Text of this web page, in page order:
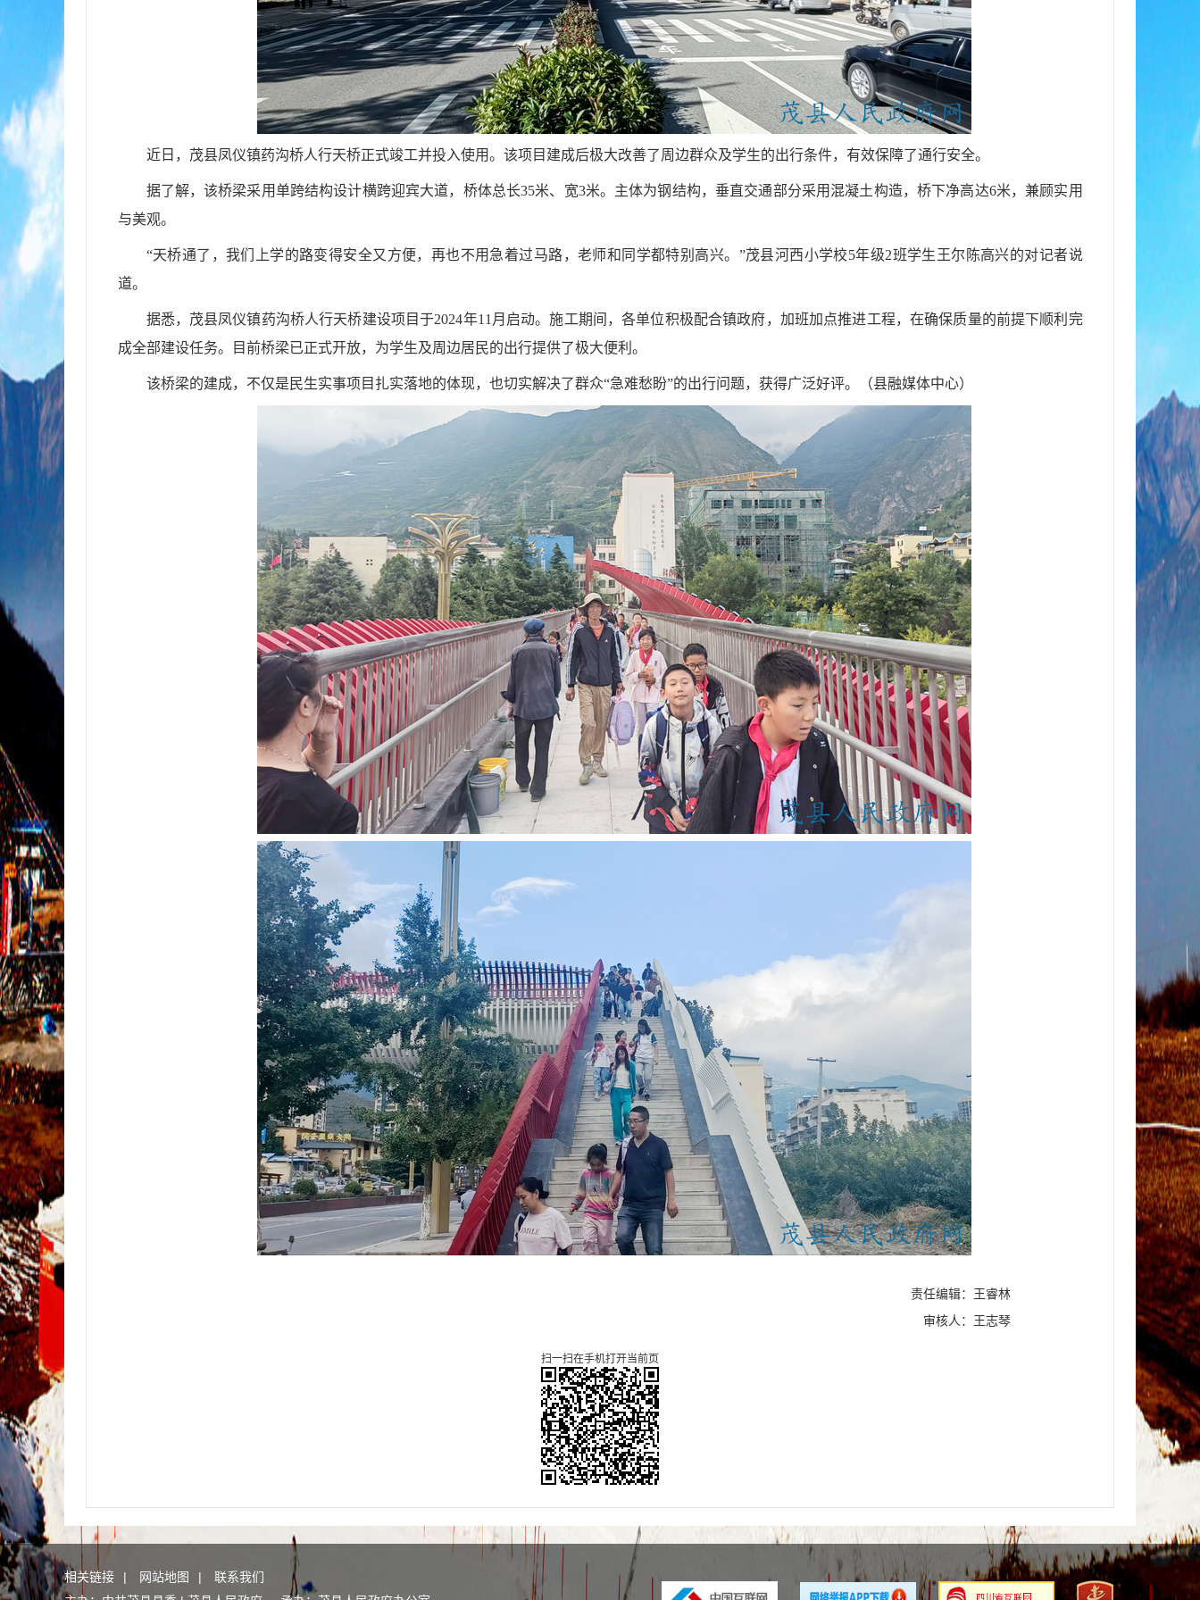
近日，茂县凤仪镇药沟桥人行天桥正式竣工并投入使用。该项目建成后极大改善了周边群众及学生的出行条件，有效保障了通行安全。
据了解，该桥梁采用单跨结构设计横跨迎宾大道，桥体总长35米、宽3米。主体为钢结构，垂直交通部分采用混凝土构造，桥下净高达6米，兼顾实用
与美观。
“天桥通了，我们上学的路变得安全又方便，再也不用急着过马路，老师和同学都特别高兴。”茂县河西小学校5年级2班学生王尔陈高兴的对记者说
道。
据悉，茂县凤仪镇药沟桥人行天桥建设项目于2024年11月启动。施工期间，各单位积极配合镇政府，加班加点推进工程，在确保质量的前提下顺利完
成全部建设任务。目前桥梁已正式开放，为学生及周边居民的出行提供了极大便利。
该桥梁的建成，不仅是民生实事项目扎实落地的体现，也切实解决了群众“急难愁盼”的出行问题，获得广泛好评。（县融媒体中心）
责任编辑：王睿林
审核人：王志琴
扫一扫在手机打开当前页
相关链接 | 网站地图 |
联系我们